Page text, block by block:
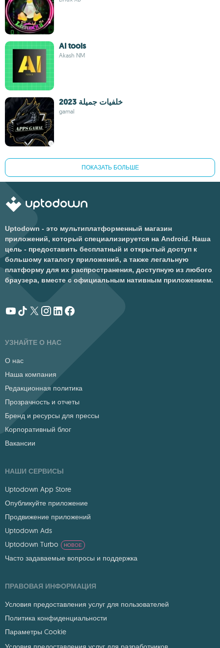
AI tools
Akash NM
خلفيات جميلة 2023
gamal
ПОКАЗАТЬ БОЛЬШЕ
Uptodown - это мультиплатформенный магазин
приложений, который специализируется на Android. Наша
цель - предоставить бесплатный и открытый доступ к
большому каталогу приложений, а также легальную
платформу для их распространения, доступную из любого
браузера, вместе с официальным нативным приложением.
УЗНАЙТЕ О НАС
О нас
Наша компания
Редакционная политика
Прозрачность и отчеты
Бренд и ресурсы для прессы
Корпоративный блог
Вакансии
НАШИ СЕРВИСЫ
Uptodown App Store
Опубликуйте приложение
Продвижение приложений
Uptodown Ads
Uptodown Turbo
НОВОЕ
Часто задаваемые вопросы и поддержка
ПРАВОВАЯ ИНФОРМАЦИЯ
Условия предоставления услуг для пользователей
Политика конфиденциальности
Параметры Cookie